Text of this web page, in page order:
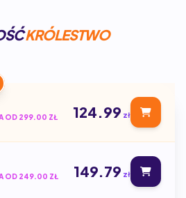
KRÓLESTWO
OD 299.00 ZŁ
124.99 zł
OD 249.00 ZŁ
149.79 zł